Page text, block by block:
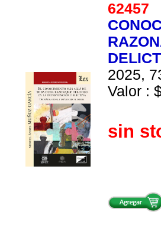
62457
2025,
Valor :
sin